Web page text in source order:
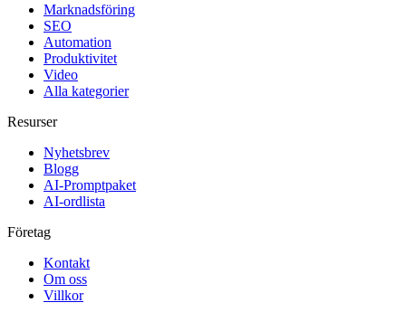
Marknadsföring
SEO
Automation
Produktivitet
Video
Alla kategorier
Resurser
Nyhetsbrev
Blogg
AI-Promptpaket
AI-ordlista
Företag
Kontakt
Om oss
Villkor